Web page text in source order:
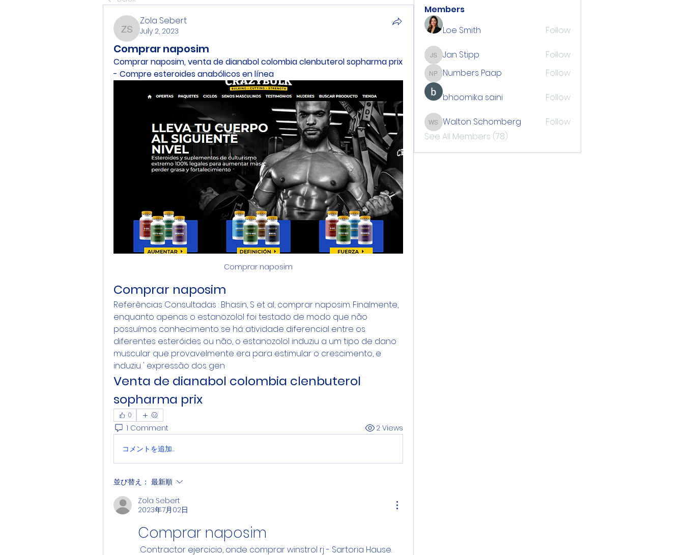
Zola Sebert
Zola Sebert
July 2, 2023
Comprar naposim
Comprar naposim, venta de dianabol colombia clenbuterol sopharma prix
- Compre esteroides anabólicos en línea
Comprar naposim
Comprar naposim
Referências Consultadas : Bhasin, S et al, comprar naposim. Finalmente,
enquanto apenas o estanozolol foi testado de modo que não
possuímos conhecimento se há atividade diferencial entre os
diferentes esteróides ou não, o estanozolol induziu a um tipo de dano
muscular que provavelmente era para estimular o crescimento, e
induziu ' expressão dos gen
Venta de dianabol colombia clenbuterol
sopharma prix
0
1 Comment 2 Views
コメントを追加…
並び替え： 最新順
Zola Sebert
2023年7月02日
Comprar naposim
Members
Loe Smith
Follow
Jan Stipp
Jan Stipp Follow
Numbers Paap
Numbers Paap Follow
bhoomika saini Follow
Walton Schomberg
Walton Schomberg
Follow
See All Members (78)